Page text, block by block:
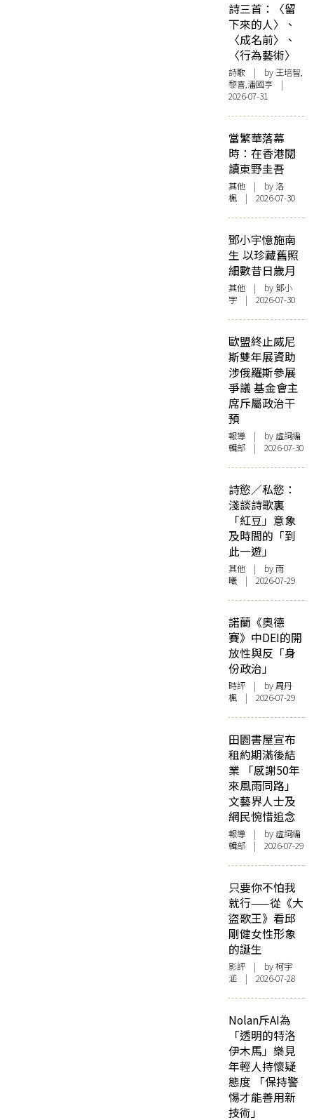
詩三首：〈留
下來的人〉、
〈成名前〉、
〈行為藝術〉
詩歌 | by 王培智,
黎喜,潘國亨 |
2026-07-31
當繁華落幕
時：在香港閱
讀東野圭吾
其他 | by洛
楓 | 2026-07-30
鄧小宇憶施南
生 以珍藏舊照
細數昔日歲月
其他 | by 鄧小
宇 | 2026-07-30
歐盟終止威尼
斯雙年展資助
涉俄羅斯參展
爭議 基金會主
席斥屬政治干
預
報導 | by 虛詞編
輯部 | 2026-07-30
詩慾／私慾：
淺談詩歌裏
「紅豆」意象
及時間的「到
此一遊」
其他 | by 雨
曦 | 2026-07-29
諾蘭《奧德
賽》中DEI的開
放性與反「身
份政治」
時評 | by周丹
楓 | 2026-07-29
田園書屋宣布
租約期滿後結
業 「感謝50年
來風雨同路」
文藝界人士及
網民惋惜追念
報導 | by 虛詞編
輯部 | 2026-07-29
只要你不怕我
就行——從《大
盜歌王》看邱
剛健女性形象
的誕生
影評 | by 柯宇
涵 | 2026-07-28
Nolan斥AI為
「透明的特洛
伊木馬」樂見
年輕人持懷疑
態度 「保持警
惕才能善用新
技術」